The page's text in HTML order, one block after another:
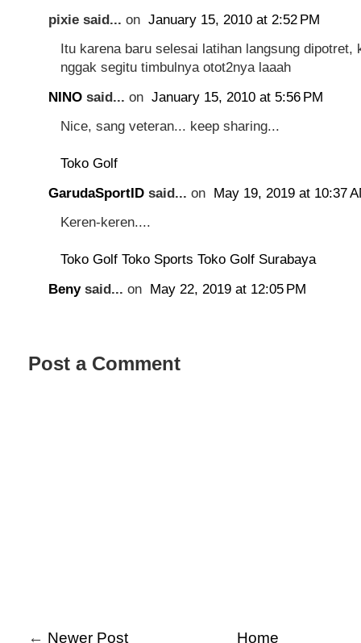
pixie said... on January 15, 2010 at 2:52 PM
Itu karena baru selesai latihan langsung dipotret,
nggak segitu timbulnya otot2nya laaah
NINO said... on January 15, 2010 at 5:56 PM
Nice, sang veteran... keep sharing...
Toko Golf
GarudaSportID said... on May 19, 2019 at 10:37
Keren-keren....
Toko Golf Toko Sports Toko Golf Surabaya
Benysaid... on May 22, 2019 at 12:05 PM
Post a Comment
← Newer Post Home